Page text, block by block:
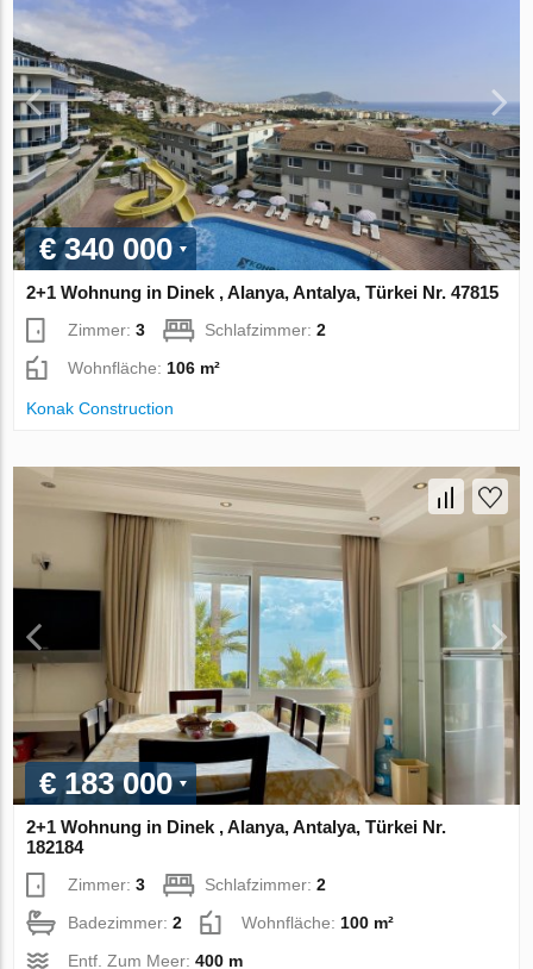
€ 340 000
2+1 Wohnung in Dinek , Alanya, Antalya, Türkei Nr. 47815
Zimmer:3 Schlafzimmer:2
Wohnfläche: 106 m²
Konak Construction
€ 183 000
2+1 Wohnung in Dinek , Alanya, Antalya, Türkei Nr.
182184
Zimmer:3 Schlafzimmer:2
Badezimmer:2 Wohnfläche: 100 m²
Entf. Zum Meer:400 m